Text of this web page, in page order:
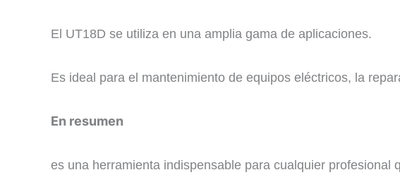
​El UT18D se utiliza en una amplia gama de aplicaciones.
Es ideal para el mantenimiento de equipos eléctricos, la
En resumen
es una herramienta indispensable para cualquier